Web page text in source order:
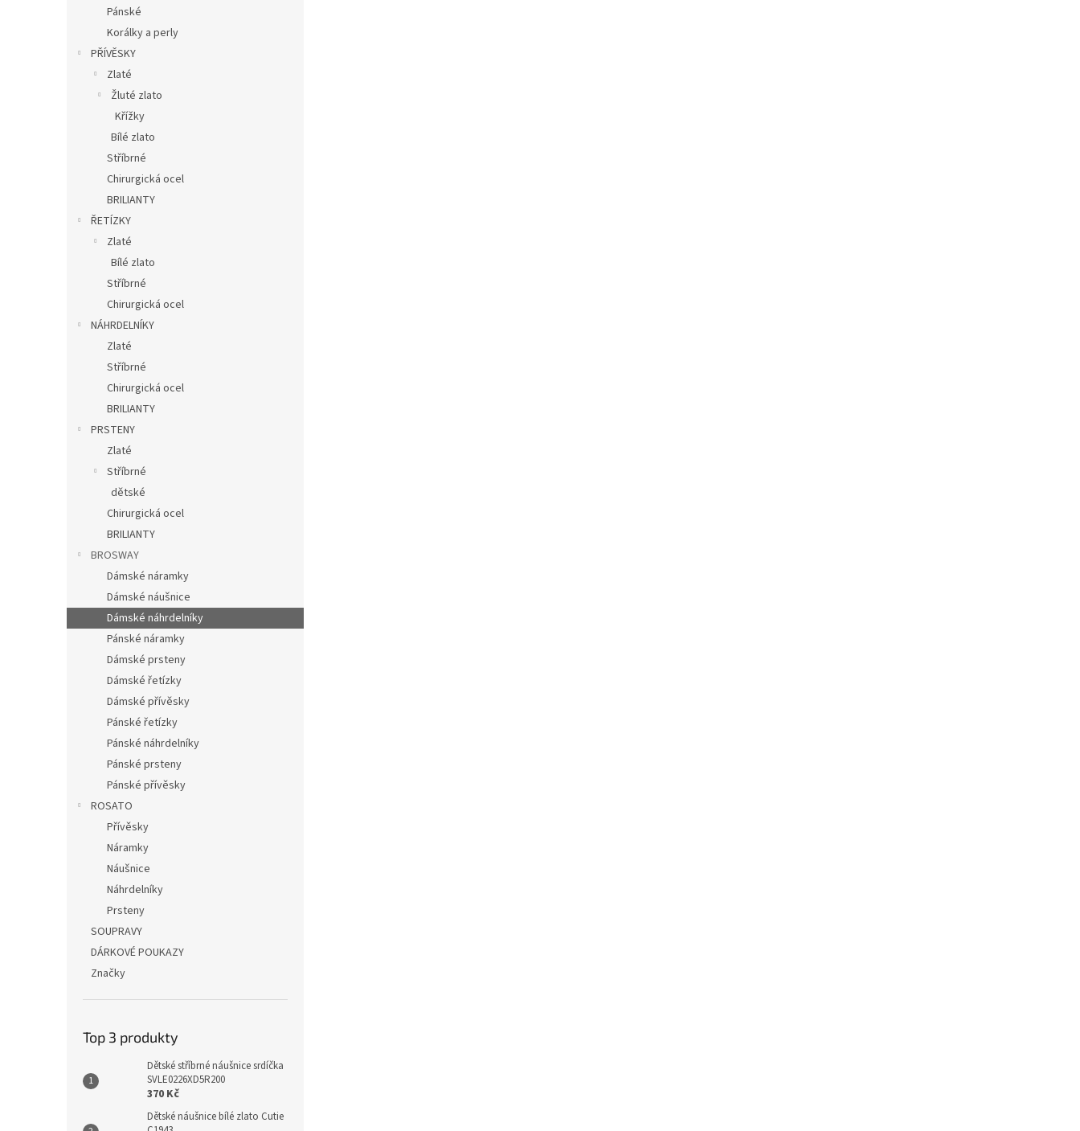
Pánské
Korálky a perly
PŘÍVĚSKY
Zlaté
Žluté zlato
Křížky
Bílé zlato
Stříbrné
Chirurgická ocel
BRILIANTY
ŘETÍZKY
Zlaté
Bílé zlato
Stříbrné
Chirurgická ocel
NÁHRDELNÍKY
Zlaté
Stříbrné
Chirurgická ocel
BRILIANTY
PRSTENY
Zlaté
Stříbrné
dětské
Chirurgická ocel
BRILIANTY
BROSWAY
Dámské náramky
Dámské náušnice
Dámské náhrdelníky
Pánské náramky
Dámské prsteny
Dámské řetízky
Dámské přívěsky
Pánské řetízky
Pánské náhrdelníky
Pánské prsteny
Pánské přívěsky
ROSATO
Přívěsky
Náramky
Náušnice
Náhrdelníky
Prsteny
SOUPRAVY
DÁRKOVÉ POUKAZY
Značky
Top 3 produkty
Dětské stříbrné náušnice srdíčka
SVLE0226XD5R200
370 Kč
Dětské náušnice bílé zlato Cutie